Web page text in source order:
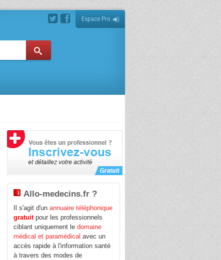
Espace Pro
Allo-medecins.fr ?
Il s'agit d'unannuaire téléphonique
gratuitpour les professionnels
ciblant uniquement ledomaine
médical et paramédical avec un
accès rapide à l'information santé
à travers des modes de